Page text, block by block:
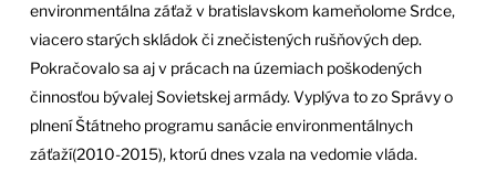
environmentálna záťaž v bratislavskom kameňolome Srdce,
viacero starých skládok či znečistených rušňových dep.
Pokračovalo sa aj v prácach na územiach poškodených
činnosťou bývalej Sovietskej armády. Vyplýva to zo Správy o
plnení Štátneho programu sanácie environmentálnych
záťaží(2010-2015), ktorú dnes vzala na vedomie vláda.